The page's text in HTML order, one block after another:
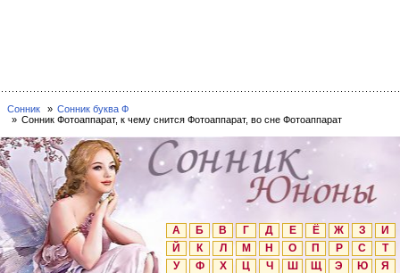
Сонник
Сонник буква Ф
Сонник Фотоаппарат, к чему снится Фотоаппарат, во сне Фотоаппарат
А Б В Г Д Е Ё Ж З
И
Й
К Л М Н О П Р С
Т
У
Ф Х Ц Ч Ш Щ Э Ю Я